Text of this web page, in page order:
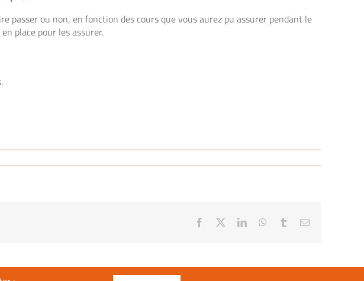
passer ou non, en fonction des cours que vous aurez pu assurer pendant le
place pour les assurer.
Facebook LinkedInWhatsApp
TumblrEmail